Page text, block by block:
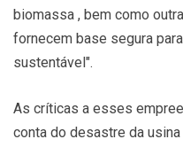
biomassa , bem como
fornecem base segura
sustentável".
As críticas a esses
conta do desastre da